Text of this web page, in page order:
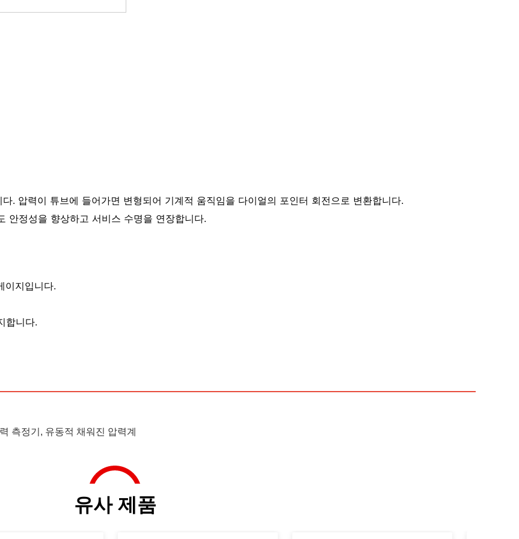
. 압력이 튜브에 들어가면 변형되어 기계적 움직임을 다이얼의 포인터 회전으로 변환합니다.
안정성을 향상하고 서비스 수명을 연장합니다.
이지입니다.
합니다.
측정기 , 유동적 채워진 압력계
유사 제품